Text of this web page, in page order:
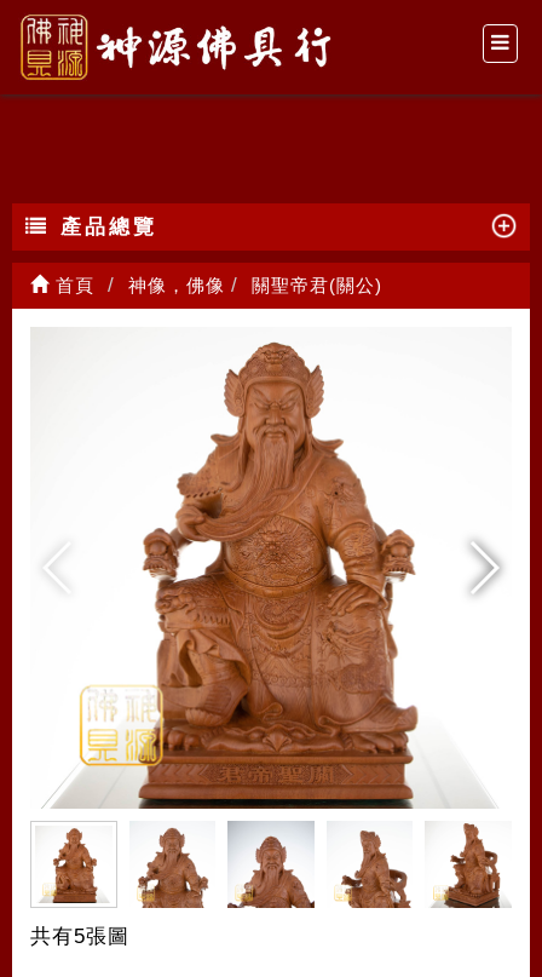
關聖帝君(關公)
產品總覽
首頁 神像，佛像 關聖帝君(關公)
共有5張圖